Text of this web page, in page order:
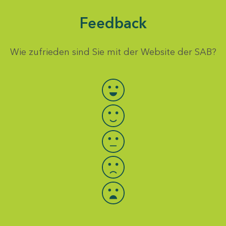
Feedback
Wie zufrieden sind Sie mit der Website der SAB?
Bewertung auswählen